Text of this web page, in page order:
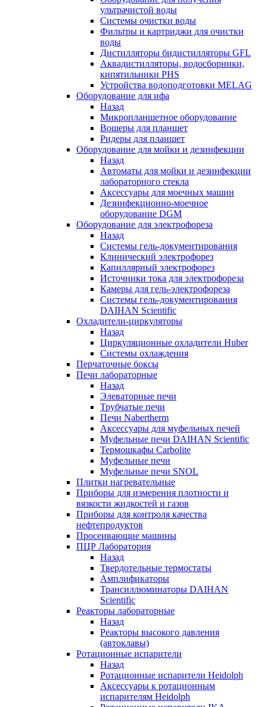
ультрачистой воды
Системы очистки воды
Фильтры и картриджи для очистки
воды
Дистилляторы бидистилляторы GFL
Аквадистилляторы, водосборники,
кипятильники PHS
Устройства водоподготовки MELAG
Оборудование для ифа
Назад
Микропланшетное оборудование
Вошеры для планшет
Ридеры для планшет
Оборудование для мойки и дезинфекции
Назад
Автоматы для мойки и дезинфекции
лабораторного стекла
Аксессуары для моечных машин
Дезинфекционно-моечное
оборудование DGM
Оборудование для электрофореза
Назад
Системы гель-документирования
Клинический электрофорез
Капиллярный электрофорез
Источники тока для электрофореза
Камеры для гель-электрофореза
Системы гель-документирования
DAIHAN Scientific
Охладители-циркуляторы
Назад
Циркуляционные охладители Huber
Системы охлаждения
Перчаточные боксы
Печи лабораторные
Назад
Элеваторные печи
Трубчатые печи
Печи Nabertherm
Аксессуары для муфельных печей
Муфельные печи DAIHAN Scientific
Термошкафы Carbolite
Муфельные печи
Муфельные печи SNOL
Плитки нагревательные
Приборы для измерения плотности и
вязкости жидкостей и газов
Приборы для контроля качества
нефтепродуктов
Просеивающие машины
ПЦР Лаборатория
Назад
Твердотельные термостаты
Амплификаторы
Трансиллюминаторы DAIHAN
Scientific
Реакторы лабораторные
Назад
Реакторы высокого давления
(автоклавы)
Ротационные испарители
Назад
Ротационные испарители Heidolph
Аксессуары к ротационным
испарителям Heidolph